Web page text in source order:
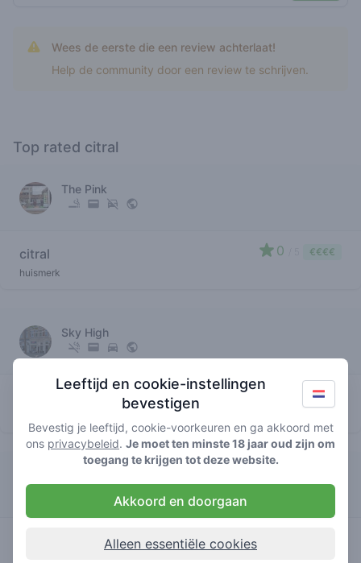
Wees de eerste die een review achterlaat!
Help de community door een review te schrijven.
Top rated citral
The Pink
citral
huismerk
0 €€€€
Sky High
€€€€
Leeftijd en cookie-instellingen
bevestigen
Bevestig je leeftijd, cookie-voorkeuren en ga akkoord met
ons privacybeleid. Je moet ten minste 18 jaar oud zijn om
toegang te krijgen tot deze website.
Akkoord en doorgaan
Alleen essentiële cookies